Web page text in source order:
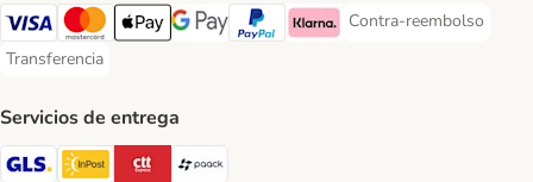
Visa Payment Method
Mastercard Payment Method
Apple Pay Payment Method
Google Pay Payment Method
PayPal Payment Method
Klarna Payment Method
Contra-reembolso
Contra-reembolso
Transferencia
Transferencia Payment Method
Servicios de entrega
GLS Shipping Method
InPost Shipping Method
CTTExpress Shipping Method
paack Shipping Method